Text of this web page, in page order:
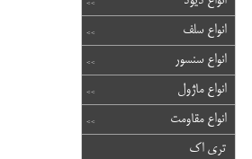
انواع سلف
انواع سنسور
انواع ماژول
انواع مقاومت
تری اک